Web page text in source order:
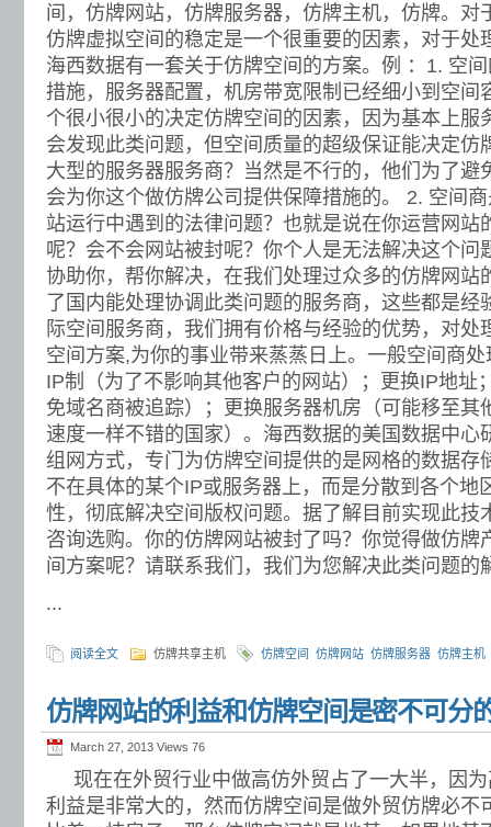
间，仿牌网站，仿牌服务器，仿牌主机，仿牌。对
仿牌虚拟空间的稳定是一个很重要的因素，对于处
海西数据有一套关于仿牌空间的方案。例 ：1. 空
措施，服务器配置，机房带宽限制已经细小到空间
个很小很小的决定仿牌空间的因素，因为基本上服
会发现此类问题，但空间质量的超级保证能决定仿
大型的服务器服务商？当然是不行的，他们为了避
会为你这个做仿牌公司提供保障措施的。 2. 空间
站运行中遇到的法律问题？也就是说在你运营网站
呢？会不会网站被封呢？你个人是无法解决这个问
协助你，帮你解决，在我们处理过众多的仿牌网站
了国内能处理协调此类问题的服务商，这些都是
际空间服务商，我们拥有价格与经验的优势，对处
空间方案,为你的事业带来蒸蒸日上。一般空间商
IP制（为了不影响其他客户的网站）；更换IP地址
免域名商被追踪）；更换服务器机房（可能移至其
速度一样不错的国家）。海西数据的美国数据中心
组网方式，专门为仿牌空间提供的是网格的数据存
不在具体的某个IP或服务器上，而是分散到各个地
性，彻底解决空间版权问题。据了解目前实现此技
咨询选购。你的仿牌网站被封了吗？你觉得做仿牌
间方案呢？请联系我们，我们为您解决此类问题的
...
阅读全文 仿牌共享主机 仿牌空间 仿牌网站 仿牌服务器 仿牌主机
仿牌网站的利益和仿牌空间是密不可分
March 27, 2013 Views 76
现在在外贸行业中做高仿外贸占了一大半，因为
利益是非常大的，然而仿牌空间是做外贸仿牌必不